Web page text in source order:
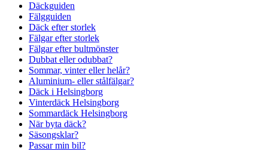
Däckguiden
Fälgguiden
Däck efter storlek
Fälgar efter storlek
Fälgar efter bultmönster
Dubbat eller odubbat?
Sommar, vinter eller helår?
Aluminium- eller stålfälgar?
Däck i Helsingborg
Vinterdäck Helsingborg
Sommardäck Helsingborg
När byta däck?
Säsongsklar?
Passar min bil?